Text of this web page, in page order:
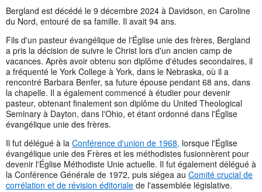
Bergland est décédé le 9 décembre 2024 à Davidson, en Caroline
du Nord, entouré de sa famille. Il avait 94 ans.
Fils d'un pasteur évangélique de l'Église unie des frères, Bergland
a pris la décision de suivre le Christ lors d'un ancien camp de
vacances. Après avoir obtenu son diplôme d'études secondaires, il
a fréquenté le York College à York, dans le Nebraska, où il a
rencontré Barbara Benfer, sa future épouse pendant 68 ans, dans
la chapelle. Il a également commencé à étudier pour devenir
pasteur, obtenant finalement son diplôme du United Theological
Seminary à Dayton, dans l'Ohio, et étant ordonné dans l'Église
évangélique unie des frères.
Il fut délégué à la Conférence d'union de 1968, lorsque l'Église
évangélique unie des Frères et les méthodistes fusionnèrent pour
devenir l'Église Méthodiste Unie actuelle. Il fut également délégué à
la Conférence Générale de 1972, puis siégea au Comité crucial de
corrélation et de révision éditoriale de l'assemblée législative.